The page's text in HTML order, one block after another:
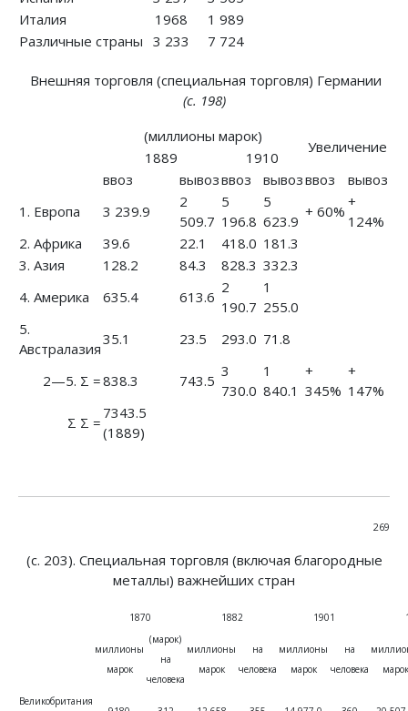
Италия
1968
1 989
Различные страны 3 233 7 724
Внешняя торговля (специальная торговля) Германии
(с. 198)
(миллионы марок)
Увеличение
1889
1910
ввоз
вывозввоз вывозввоз
вывоз
1. Европа
3 239.9
2
509.7
5
196.8
5
623.9
+ 60%
+
124%
2. Африка
39.6 22.1 418.0 181.3
3. Азия
128.2 84.3 828.3 332.3
4. Америка
635.4 613.6
2
190.7
1
255.0
5.
Австралазия
35.1 23.5 293.0 71.8
2—5. Σ =838.3 743.5
3
730.0
1
840.1
+
345%
+
147%
Σ Σ =
7343.5
(1889)
269
(с. 203). Специальная торговля (включая благородные
металлы) важнейших стран
1870 1882 1901
миллионы
марок
(марок)
на
человека
миллионы
марок
на
человека
миллионы
марок
на
человека
марок
Великобритания